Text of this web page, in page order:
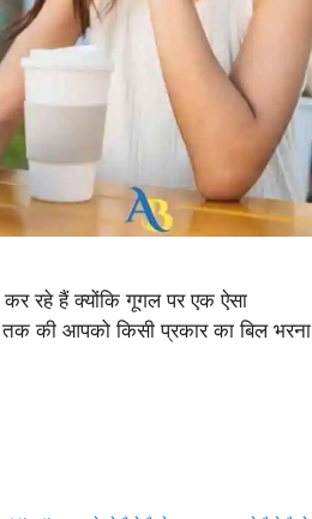
रहे हैं क्योंकि गूगल पर एक ऐसा
की आपको किसी प्रकार का बिल भरना